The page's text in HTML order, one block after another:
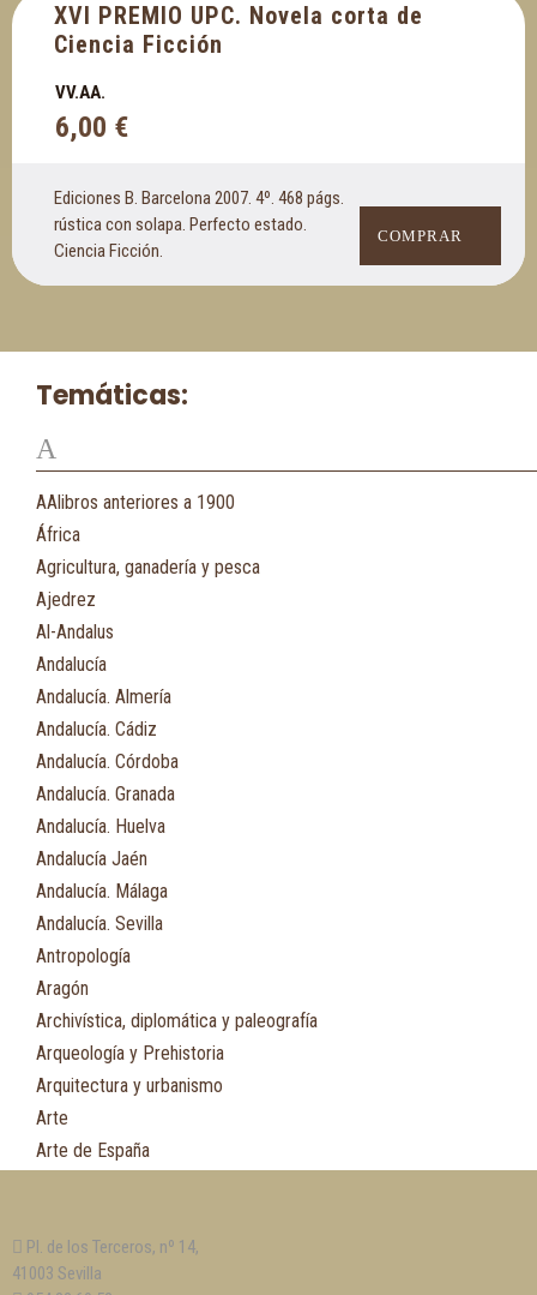
XVI PREMIO UPC. Novela corta de
Ciencia Ficción
VV.AA.
6,00 €
Ediciones B. Barcelona 2007. 4º. 468 págs.
rústica con solapa. Perfecto estado.
Ciencia Ficción.
COMPRAR
Temáticas:
A
AAlibros anteriores a 1900
África
Agricultura, ganadería y pesca
Ajedrez
Al-Andalus
Andalucía
Andalucía. Almería
Andalucía. Cádiz
Andalucía. Córdoba
Andalucía. Granada
Andalucía. Huelva
Andalucía Jaén
Andalucía. Málaga
Andalucía. Sevilla
Antropología
Aragón
Archivística, diplomática y paleografía
Arqueología y Prehistoria
Arquitectura y urbanismo
Arte
Arte de España
Asturias
Automovilismo, ciclismo y Motociclismo
Pl. de los Terceros, nº 14,
41003 Sevilla